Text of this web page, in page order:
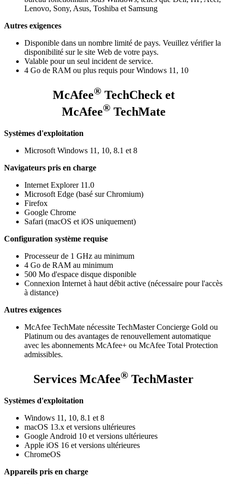
Lenovo, Sony, Asus, Toshiba et Samsung
Autres exigences
Disponible dans un nombre limité de pays. Veuillez vérifier la
disponibilité sur le site Web de votre pays.
Valable pour un seul incident de service.
4 Go de RAM ou plus requis pour Windows 11, 10
McAfee®TechCheck et
McAfee®TechMate
Systèmes d'exploitation
Microsoft Windows 11, 10, 8.1 et 8​
Navigateurs pris en charge
Internet Explorer 11.0​
Microsoft Edge (basé sur Chromium)
Firefox​
Google Chrome​
Safari (macOS et iOS uniquement)​
Configuration système requise
Processeur de 1 GHz au minimum​
4 Go de RAM au minimum
500 Mo d'espace disque disponible​
Connexion Internet à haut débit active (nécessaire pour l'accès
à distance)
Autres exigences
McAfee TechMate nécessite TechMaster Concierge Gold ou
Platinum ou des avantages de renouvellement automatique
avec les abonnements McAfee+ ou McAfee Total Protection
admissibles.
Services McAfee® TechMaster
Systèmes d'exploitation
Windows 11, 10, 8.1 et 8​
macOS 13.x et versions ultérieures​
Google Android 10 et versions ultérieures​
Apple iOS 16 et versions ultérieures​
ChromeOS​
Appareils pris en charge